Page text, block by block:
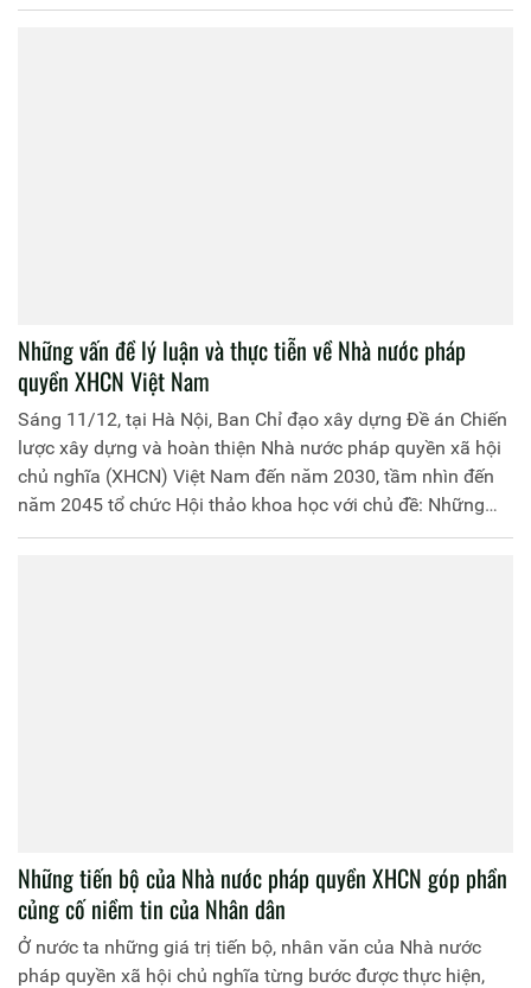
Những vấn đề lý luận và thực tiễn về Nhà nước pháp
quyền XHCN Việt Nam
Sáng 11/12, tại Hà Nội, Ban Chỉ đạo xây dựng Đề án Chiến
lược xây dựng và hoàn thiện Nhà nước pháp quyền xã hội
chủ nghĩa (XHCN) Việt Nam đến năm 2030, tầm nhìn đến
năm 2045 tổ chức Hội thảo khoa học với chủ đề: Những
vấn đề lý luận và thực tiễn về Nhà nước pháp quyền XHCN
Những tiến bộ của Nhà nước pháp quyền XHCN góp phần
củng cố niềm tin của Nhân dân
Ở nước ta những giá trị tiến bộ, nhân văn của Nhà nước
pháp quyền xã hội chủ nghĩa từng bước được thực hiện,